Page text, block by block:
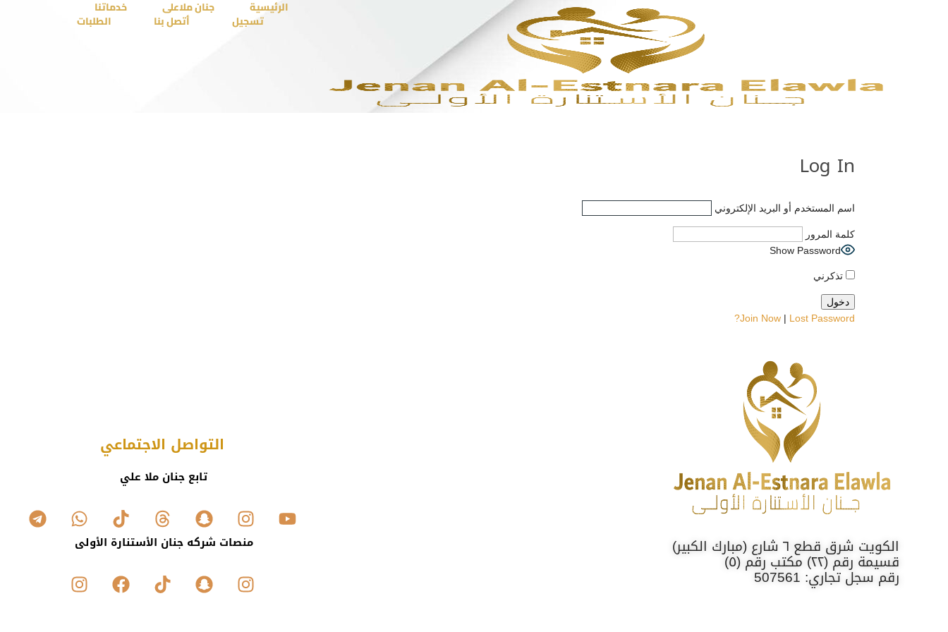
الرئيسية جنان ملاعلى خدماتنا
تسجيل أتصل بنا الطلبات
Log In
اسم المستخدم أو البريد الإلكتروني
كلمة المرور
Show Password
تذكرني
Join Now | Lost Password?
الكويت شرق قطع ٦ شارع (مبارك الكبير)
قسيمة رقم (٢٢) مكتب رقم (٥)
رقم سجل تجاري: 507561
التواصل الاجتماعي
تابع جنان ملا علي
منصات شركه جنان الأستنارة الأولى